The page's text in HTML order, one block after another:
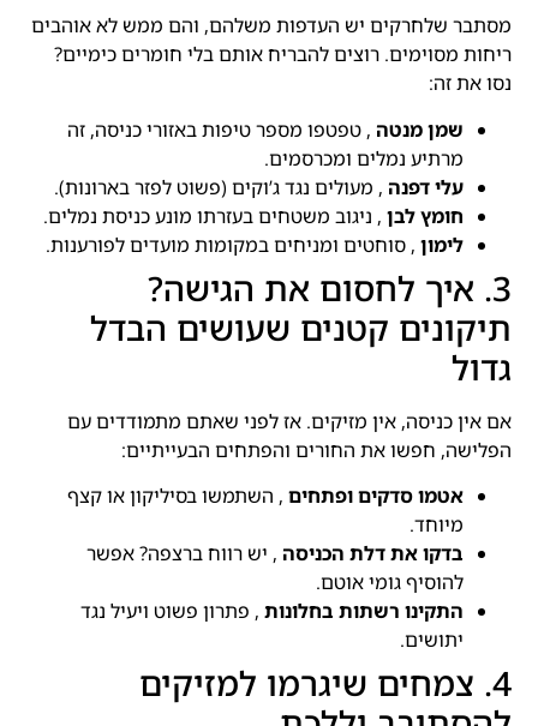
מסתבר שלחרקים יש העדפות משלהם, והם ממש לא אוהבים
ריחות מסוימים. רוצים להבריח אותם בלי חומרים כימיים?
נסו את זה:
שמן מנטה , טפטפו מספר טיפות באזורי כניסה, זה
מרתיע נמלים ומכרסמים.
עלי דפנה , מעולים נגד ג’וקים (פשוט לפזר בארונות).
חומץ לבן , ניגוב משטחים בעזרתו מונע כניסת נמלים.
לימון , סוחטים ומניחים במקומות מועדים לפורענות.
3. איך לחסום את הגישה?
תיקונים קטנים שעושים הבדל
גדול
אם אין כניסה, אין מזיקים. אז לפני שאתם מתמודדים עם
הפלישה, חפשו את החורים והפתחים הבעייתיים:
אטמו סדקים ופתחים , השתמשו בסיליקון או קצף
מיוחד.
בדקו את דלת הכניסה , יש רווח ברצפה? אפשר
להוסיף גומי אוטם.
התקינו רשתות בחלונות , פתרון פשוט ויעיל נגד
יתושים.
4. צמחים שיגרמו למזיקים